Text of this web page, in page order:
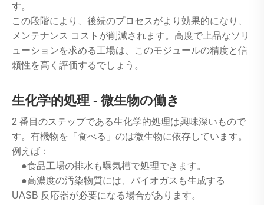
す。
この段階により、後続のプロセスがより効果的になり、
メンテナンス コストが削減されます。高度で上品なソリ
ューションを求める工場は、このモジュールの精度と信
頼性を高く評価するでしょう。
生化学的処理 - 微生物の働き
2 番目のステップである生化学的処理は興味深いもので
す。有機物を「食べる」のは微生物に依存しています。
例えば：
●食品工場の排水も曝気槽で処理できます。
●高濃度の汚染物質には、バイオガスも生成する
UASB 反応器が必要になる場合があります。